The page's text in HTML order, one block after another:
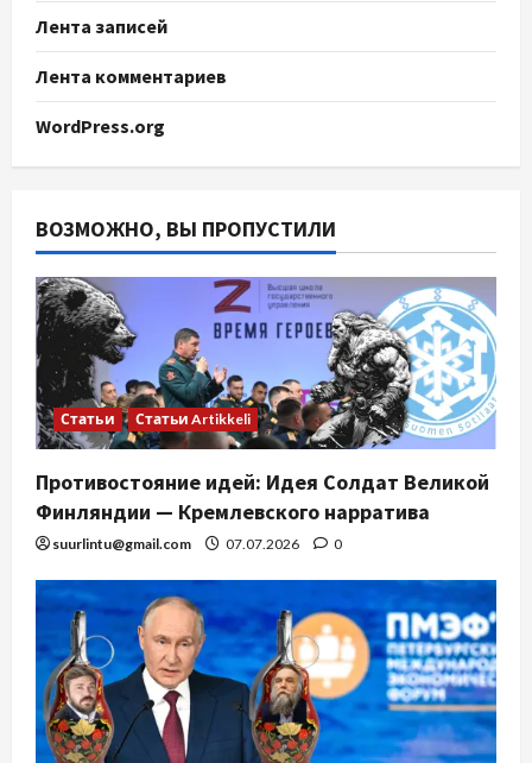
Лента записей
Лента комментариев
WordPress.org
ВОЗМОЖНО, ВЫ ПРОПУСТИЛИ
Статьи Статьи Artikkeli
Противостояние идей: Идея Солдат Великой
Финляндии — Кремлевского нарратива
suurlintu@gmail.com 07.07.2026 0